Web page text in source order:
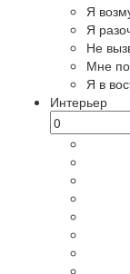
Я
Я
Не
Мне
Я в
Интерьер